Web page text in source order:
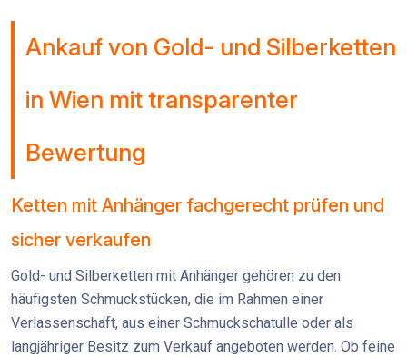
Ankauf von Gold- und Silberketten
in Wien mit transparenter
Bewertung
Ketten mit Anhänger fachgerecht prüfen und
sicher verkaufen
Gold- und Silberketten mit Anhänger gehören zu den
häufigsten Schmuckstücken, die im Rahmen einer
Verlassenschaft, aus einer Schmuckschatulle oder als
langjähriger Besitz zum Verkauf angeboten werden. Ob feine